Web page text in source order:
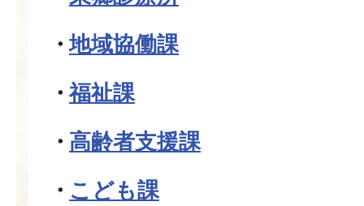
地域協働課
福祉課
高齢者支援課
こども課